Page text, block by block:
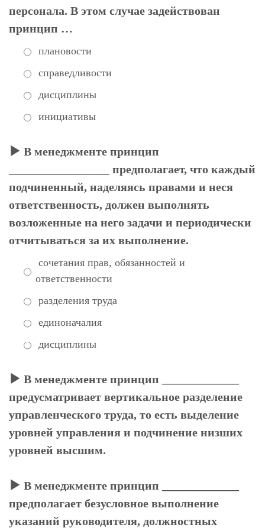
персонала. В этом случае задействован
принцип …
плановости
справедливости
дисциплины
инициативы
В менеджменте принцип
_________________ предполагает, что каждый
подчиненный, наделяясь правами и неся
ответственность, должен выполнять
возложенные на него задачи и периодически
отчитываться за их выполнение.
сочетания прав, обязанностей и
ответственности
разделения труда
единоначалия
дисциплины
В менеджменте принцип _____________
предусматривает вертикальное разделение
управленческого труда, то есть выделение
уровней управления и подчинение низших
уровней высшим.
В менеджменте принцип _____________
предполагает безусловное выполнение
указаний руководителя, должностных